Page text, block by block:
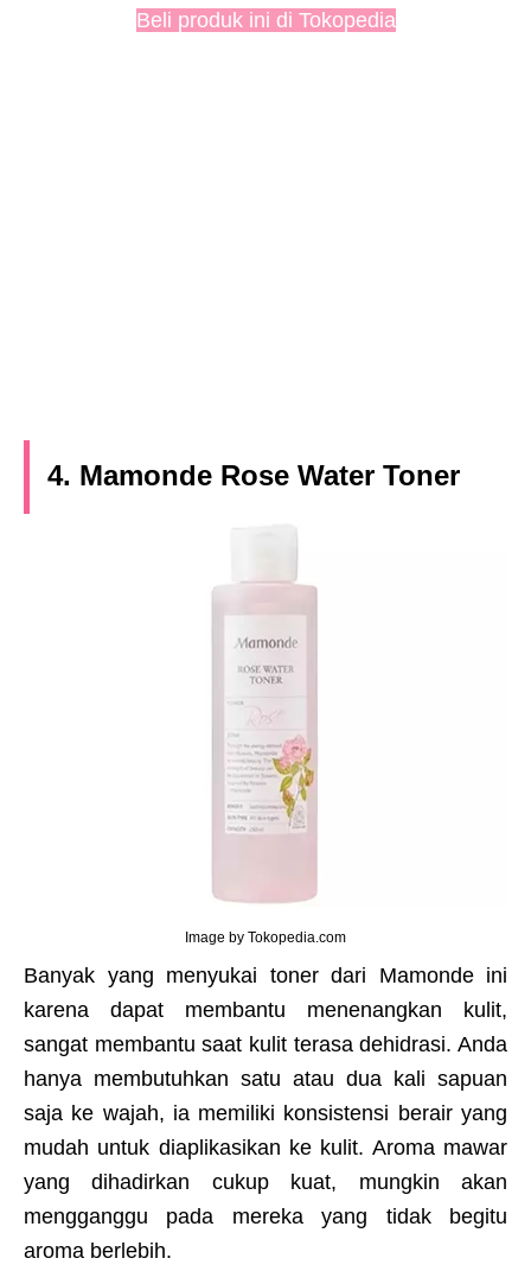
Beli produk ini di Tokopedia
4. Mamonde Rose Water Toner
Image by Tokopedia.com
Banyak yang menyukai toner dari Mamonde ini
karena dapat membantu menenangkan kulit,
sangat membantu saat kulit terasa dehidrasi. Anda
hanya membutuhkan satu atau dua kali sapuan
saja ke wajah, ia memiliki konsistensi berair yang
mudah untuk diaplikasikan ke kulit. Aroma mawar
yang dihadirkan cukup kuat, mungkin akan
mengganggu pada mereka yang tidak begitu
aroma berlebih.